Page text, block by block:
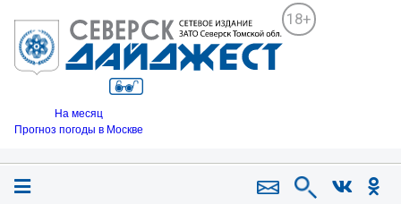
18+
На месяц
Прогноз погоды в Москве